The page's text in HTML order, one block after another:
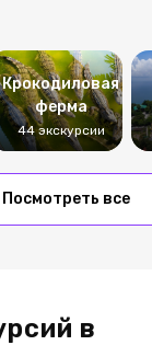
Крокодиловая
ферма
44 экскурсии
Посмотреть все
в